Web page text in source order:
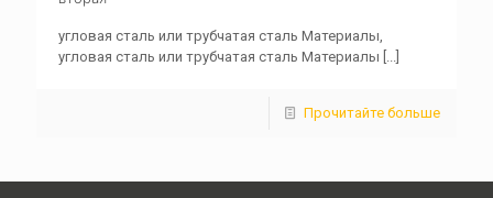
угловая сталь или трубчатая сталь Материалы,
угловая сталь или трубчатая сталь Материалы [...]
Прочитайте больше